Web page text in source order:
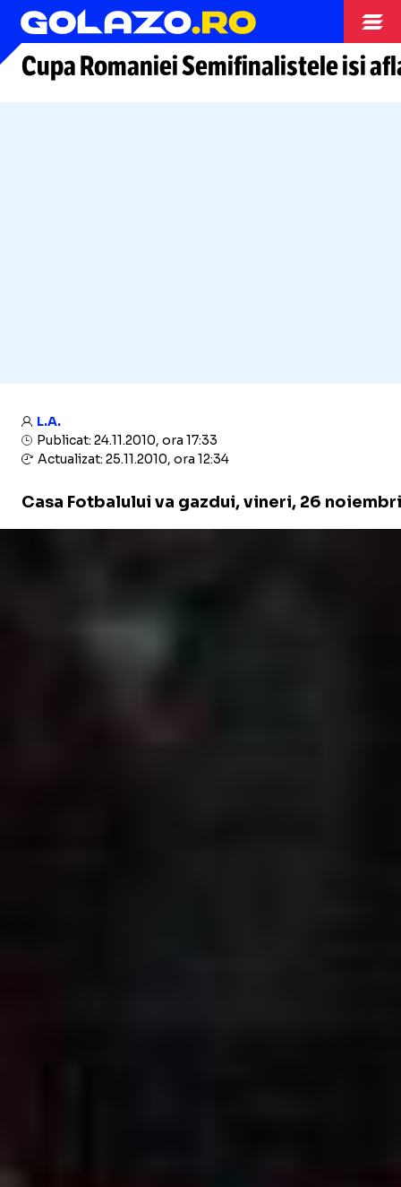
Arhiva fotbal
Cupa Romaniei Semifinalistele isi
L.A.
Publicat: 24.11.2010, ora 17:33
Actualizat: 25.11.2010, ora 12:34
Casa Fotbalului va gazdui, vineri, 26